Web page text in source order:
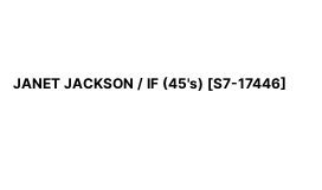
JANET JACKSON / IF (45's) [S7-17446]